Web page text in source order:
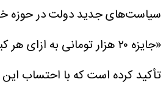
سیاست‌های جدید دولت در حوزه
«جایزه ۲۰ هزار تومانی به
تأکید کرده است که با احتساب